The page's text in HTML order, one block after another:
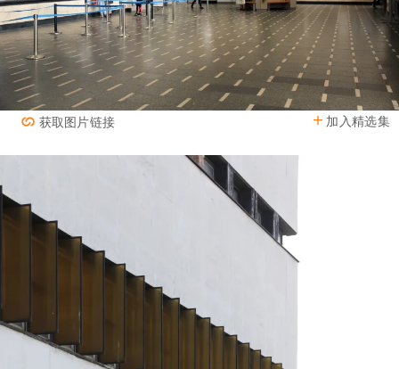
加入精选集
获取图片链接